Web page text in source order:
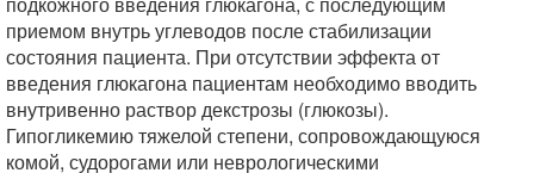
приемом внутрь углеводов после стабилизации
состояния пациента. При отсутствии эффекта от
введения глюкагона пациентам необходимо вводить
внутривенно раствор декстрозы (глюкозы).
Гипогликемию тяжелой степени, сопровождающуюся
комой, судорогами или неврологическими